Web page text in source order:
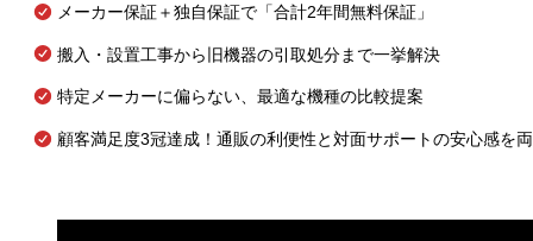
メーカー保証＋独自保証で「合計2年間無料保証」
搬入・設置工事から旧機器の引取処分まで一挙解決
特定メーカーに偏らない、最適な機種の比較提案
顧客満足度3冠達成！通販の利便性と対面サポートの安心感を